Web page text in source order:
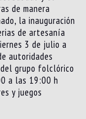
de manera
la inauguración
de artesanía
3 de julio a
autoridades
grupo folclórico
a las 19:00 h
y juegos